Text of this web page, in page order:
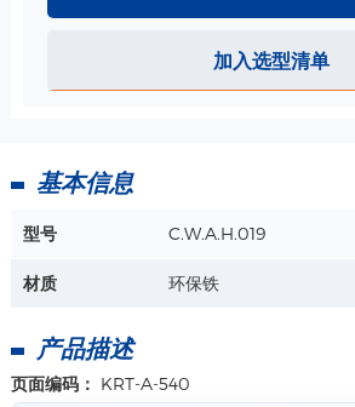
加入选型清单
基本信息
型号 C.W.A.H.019
材质 环保铁
产品描述
页面编码： KRT-A-540